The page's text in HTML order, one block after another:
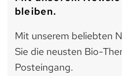
bleiben.
Mit unserem beliebten
Sie die neusten Bio-
Posteingang.